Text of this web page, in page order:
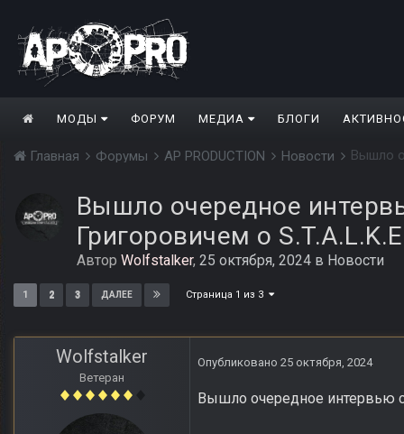
МОДЫ ФОРУМ МЕДИА БЛОГИ
Главная Форумы AP PRODUCTION Новости Вышло
Вышло очередное
Григоровичем о
Автор Wolfstalker, 25 октября, 2024 в Новости
1 2 3 ДАЛЕЕ Страница 1 из 3
Wolfstalker
Ветеран
Опубликовано 25 октября, 2024
Вышло очередное интервью с